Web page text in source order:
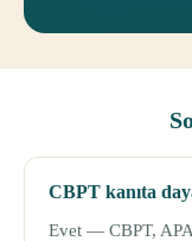
CBPT kanıta
Evet — CBPT,